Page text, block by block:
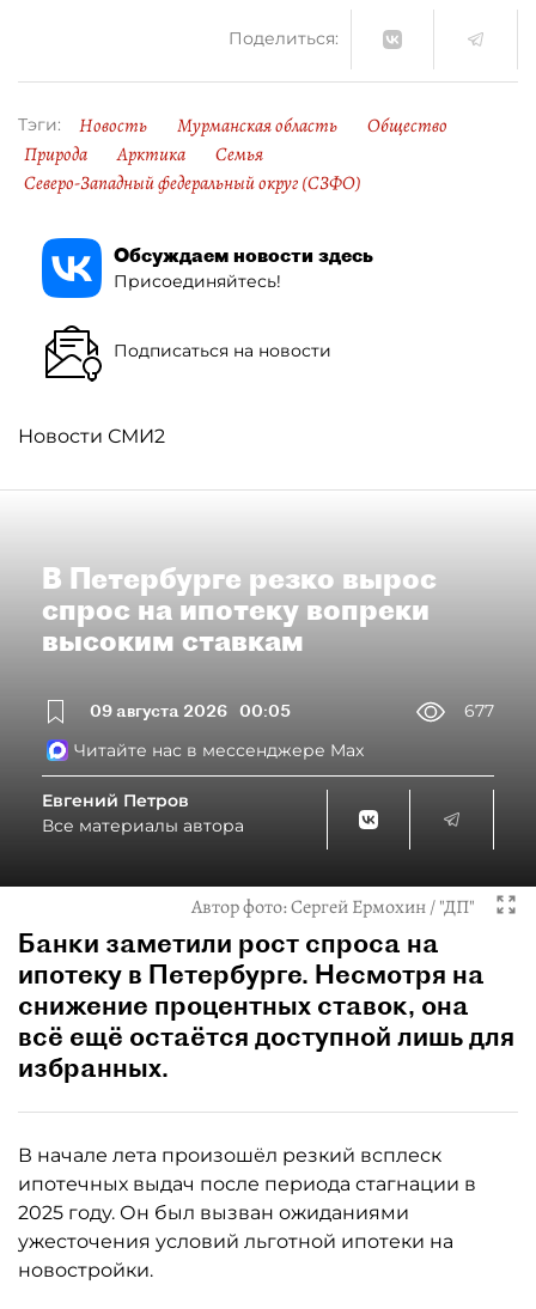
Поделиться:
Тэги: Новость Мурманская область
Общество
Природа
Арктика
Семья
Северо-Западный федеральный округ (СЗФО)
Обсуждаем новости здесь
Присоединяйтесь!
Подписаться на новости
Новости СМИ2
В Петербурге резко вырос
спрос на ипотеку вопреки
высоким ставкам
09 августа 2026 00:05
677
Читайте нас в мессенджере Max
Евгений Петров
Все материалы автора
Автор фото:Сергей Ермохин / "ДП"
Банки заметили рост спроса на
ипотеку в Петербурге. Несмотря на
снижение процентных ставок, она
всё ещё остаётся доступной лишь для
избранных.
В начале лета произошёл резкий всплеск
ипотечных выдач после периода стагнации в
2025 году. Он был вызван ожиданиями
ужесточения условий льготной ипотеки на
новостройки.